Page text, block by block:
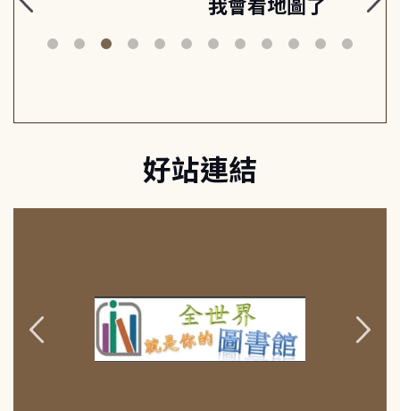
我會看地圖了
美
好站連結